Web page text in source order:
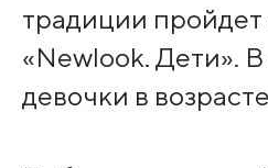
традиции
«Newlook. Дети».
девочки в